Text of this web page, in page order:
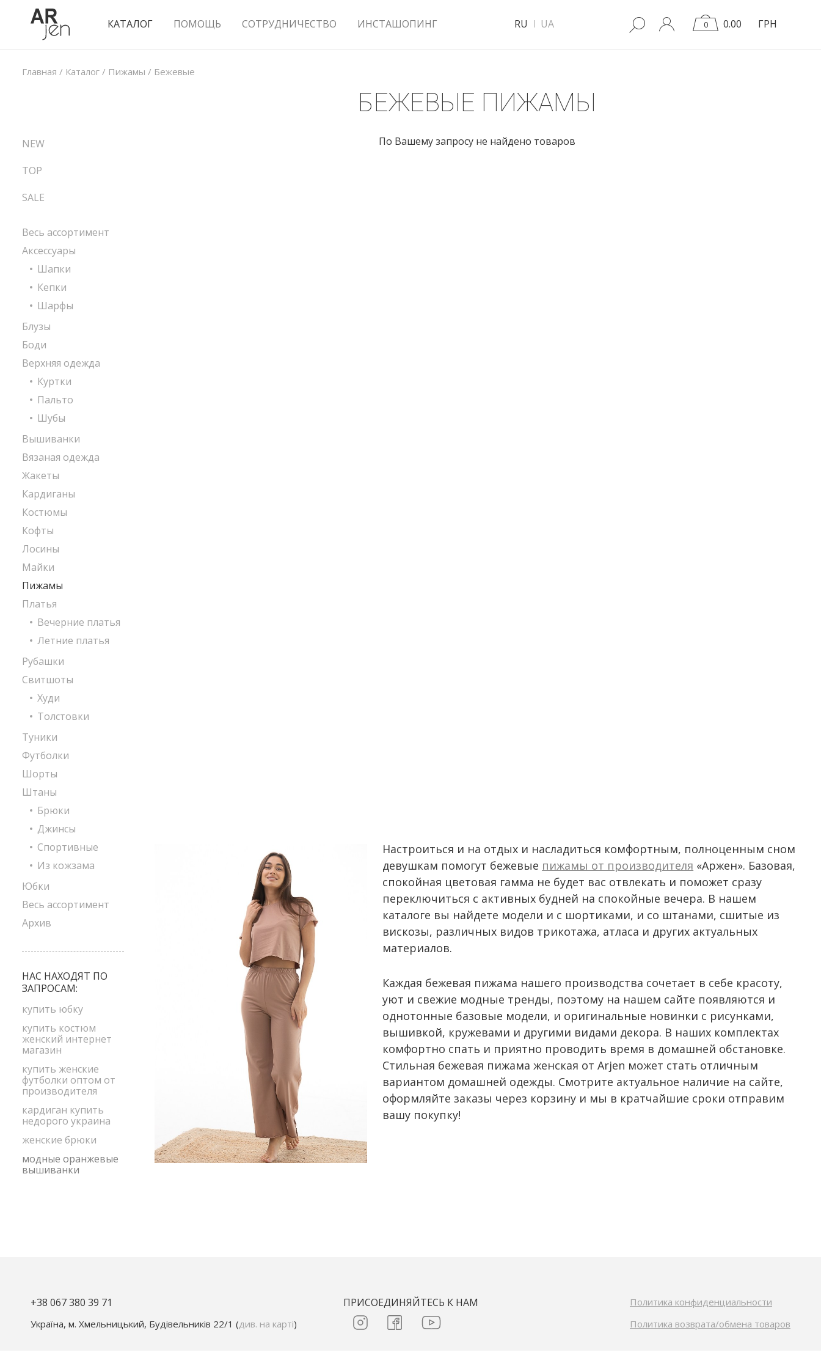
КАТАЛОГ ПОМОЩЬ СОТРУДНИЧЕСТВО ИНСТАШОПИНГ RU UA 0 0.00 ГРН
Главная / Каталог / Пижамы / Бежевые
БЕЖЕВЫЕ ПИЖАМЫ
Настроиться и на отдых и насладиться комфортным, полноценным сном
девушкам помогут бежевые пижамы от производителя «Аржен». Базовая,
спокойная цветовая гамма не будет вас отвлекать и поможет сразу
переключиться с активных будней на спокойные вечера. В нашем
каталоге вы найдете модели и с шортиками, и со штанами, сшитые из
вискозы, различных видов трикотажа, атласа и других актуальных
материалов.
Каждая бежевая пижама нашего производства сочетает в себе красоту,
уют и свежие модные тренды, поэтому на нашем сайте появляются и
однотонные базовые модели, и оригинальные новинки с рисунками,
вышивкой, кружевами и другими видами декора. В наших комплектах
комфортно спать и приятно проводить время в домашней обстановке.
Стильная бежевая пижама женская от Arjen может стать отличным
вариантом домашней одежды. Смотрите актуальное наличие на сайте,
оформляйте заказы через корзину и мы в кратчайшие сроки отправим
вашу покупку!
По Вашему запросу не найдено товаров
NEW
TOP
SALE
Весь ассортимент
Аксессуары
Шапки
Кепки
Шарфы
Блузы
Боди
Верхняя одежда
Куртки
Пальто
Шубы
Вышиванки
Вязаная одежда
Жакеты
Кардиганы
Костюмы
Кофты
Лосины
Майки
Пижамы
Платья
Вечерние платья
Летние платья
Рубашки
Свитшоты
Худи
Толстовки
Туники
Футболки
Шорты
Штаны
Брюки
Джинсы
Спортивные
Из кожзама
Юбки
Весь ассортимент
Архив
НАС НАХОДЯТ ПО
ЗАПРОСАМ:
купить юбку
купить костюм
женский интернет
магазин
купить женские
футболки оптом от
производителя
кардиган купить
недорого украина
женские брюки
модные оранжевые
вышиванки
+38 067 380 39 71
Україна, м. Хмельницький, Будівельників 22/1 (див. на карті)
ПРИСОЕДИНЯЙТЕСЬ К НАМ
Политика конфиденциальности
Политика возврата/обмена товаров